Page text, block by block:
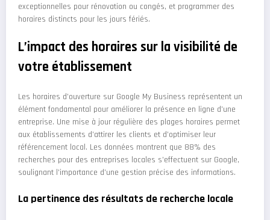
exceptionnelles pour rénovation ou congés, et programmer des
horaires distincts pour les jours fériés.
L’impact des horaires sur la visibilité de
votre établissement
Les horaires d’ouverture sur Google My Business représentent un
élément fondamental pour améliorer la présence en ligne d’une
entreprise. Une mise à jour régulière des plages horaires permet
aux établissements d’attirer les clients et d’optimiser leur
référencement local. Les données montrent que 88% des
recherches pour des entreprises locales s’effectuent sur Google,
soulignant l’importance d’une gestion précise des informations.
La pertinence des résultats de recherche locale